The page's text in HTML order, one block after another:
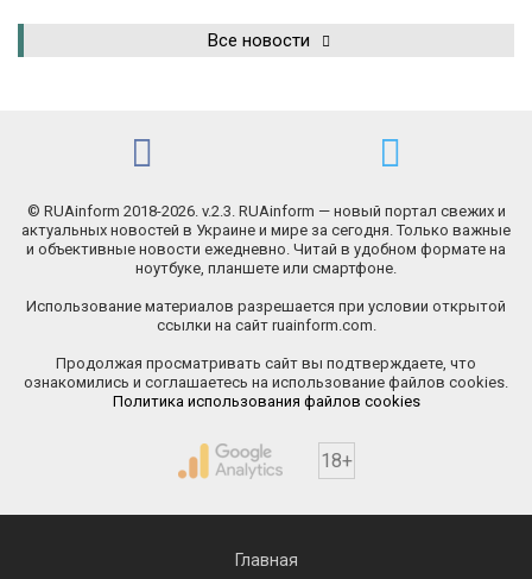
Все новости
© RUAinform 2018-2026. v.2.3. RUAinform — новый портал свежих и
актуальных новостей в Украине и мире за сегодня. Только важные
и объективные новости ежедневно. Читай в удобном формате на
ноутбуке, планшете или смартфоне.
Использование материалов разрешается при условии открытой
ссылки на сайт ruainform.com.
Продолжая просматривать сайт вы подтверждаете, что
ознакомились и соглашаетесь на использование файлов cookies.
Политика использования файлов cookies
18+
Главная